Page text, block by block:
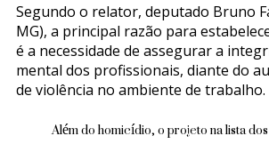
Segundo o relator, deputado Bruno
MG), a principal razão para
é a necessidade de assegurar a
mental dos profissionais, diante do
de violência no ambiente de trabalho.
Além do homicídio, o projeto na lista